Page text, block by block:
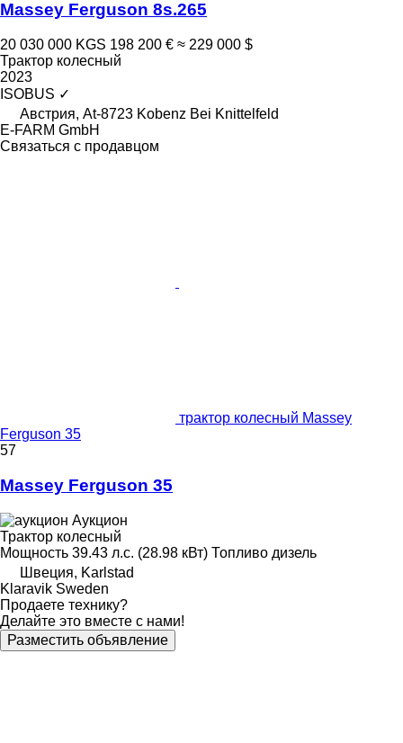
Massey Ferguson 8s.265
20 030 000 KGS 198 200 € ≈ 229 000 $
Трактор колесный
2023
ISOBUS ✓
Австрия, At-8723 Kobenz Bei Knittelfeld
E-FARM GmbH
Связаться с продавцом
трактор колесный Massey
Ferguson 35
57
Massey Ferguson 35
Аукцион
Трактор колесный
Мощность 39.43 л.с. (28.98 кВт) Топливо дизель
Швеция, Karlstad
Klaravik Sweden
Продаете технику?
Делайте это вместе с нами!
Разместить объявление